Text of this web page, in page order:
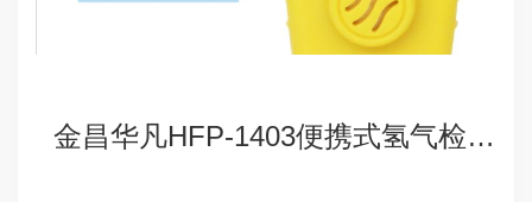
金昌华凡HFP-1403便携式氢气检测仪报警器